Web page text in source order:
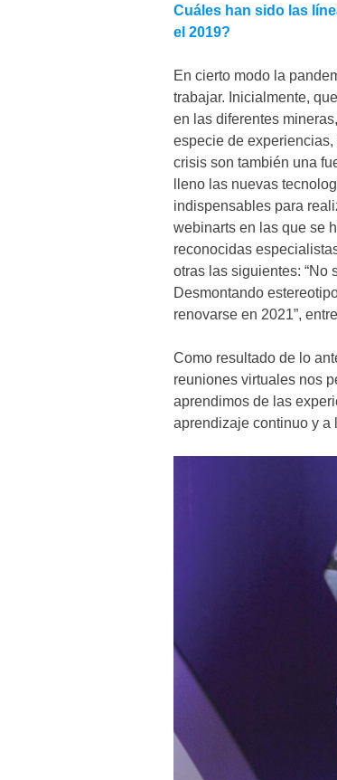
Cuáles han sido las
el 2019?
En cierto modo la
trabajar. Inicialmente,
en las diferentes
especie de
crisis son también una
lleno las nuevas
indispensables para
webinarts en las que se
reconocidas
otras las siguientes: “No
Desmontando
renovarse en 2021”,
Como resultado de lo
reuniones virtuales nos
aprendimos de las
aprendizaje continuo y a